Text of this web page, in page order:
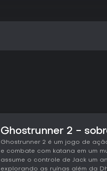
Ghostrunner 2 -
Ghostrunner 2 é um jogo de
e combate com katana em um
assume o controle de Jack um
explorando as ruínas além da